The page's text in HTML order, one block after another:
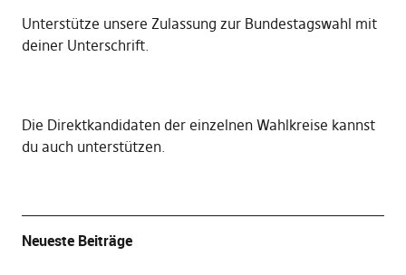
Unterstütze unsere Zulassung zur Bundestagswahl mit
deiner Unterschrift.
Die Direktkandidaten der einzelnen Wahlkreise kannst
du auch unterstützen.
Neueste Beiträge